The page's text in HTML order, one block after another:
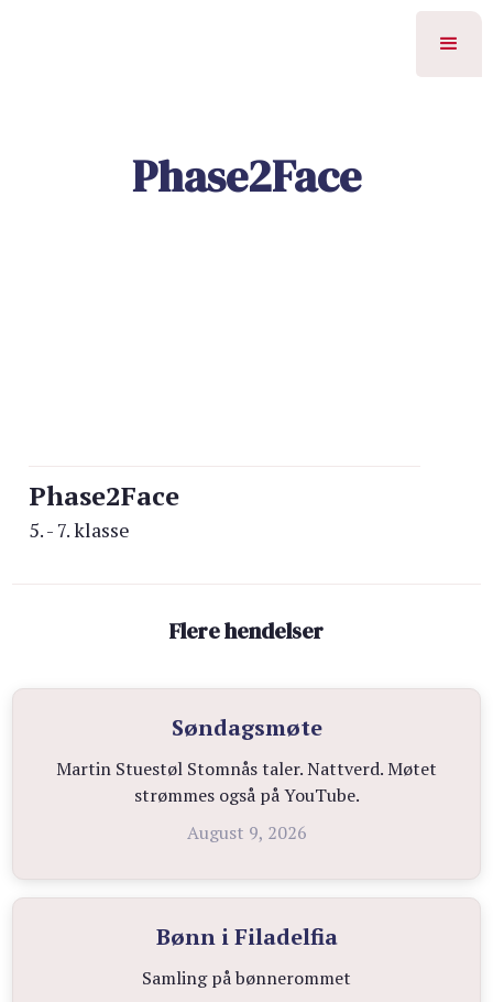
Phase2Face
Phase2Face
5. - 7. klasse
Flere hendelser
Søndagsmøte
Martin Stuestøl Stomnås taler. Nattverd. Møtet
strømmes også på YouTube.
August 9, 2026
Bønn i Filadelfia
Samling på bønnerommet